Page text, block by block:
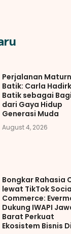
Perjalanan
Batik: Carla
Batik sebagai
dari Gaya Hidup
Generasi Muda
August 4, 2026
Bongkar Rahasia
lewat TikTok
Commerce:
Dukung IWAPI
Barat Perkuat
Ekosistem Bisnis